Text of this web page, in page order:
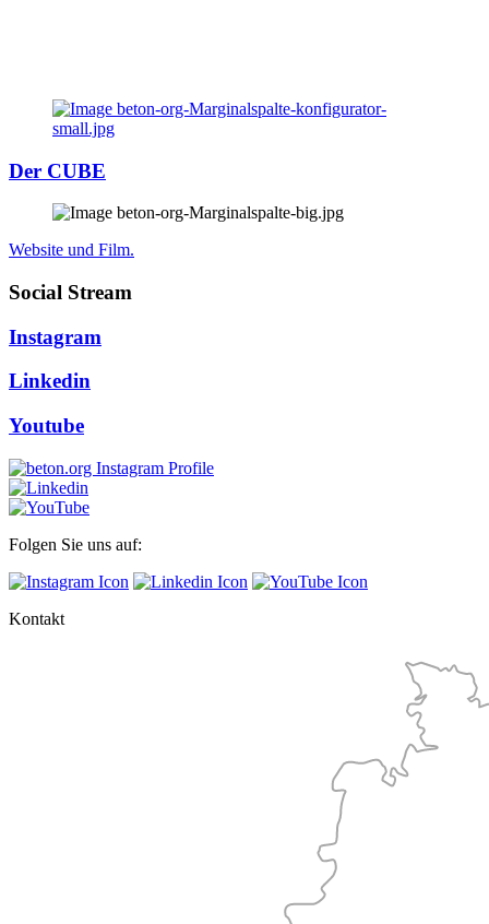
Der CUBE
Website und Film.
Social Stream
Instagram
Linkedin
Youtube
Folgen Sie uns auf:
Kontakt